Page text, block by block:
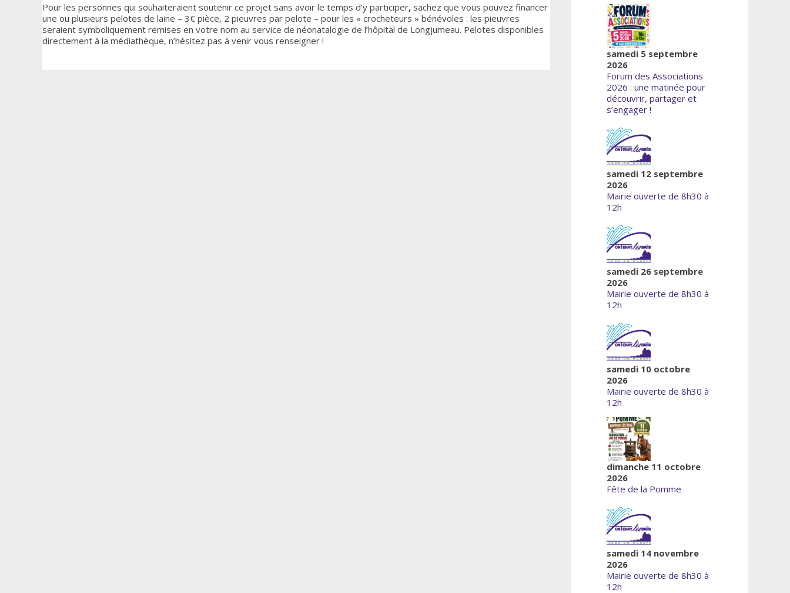
Pour les personnes qui souhaiteraient soutenir ce projet sans avoir le temps d’y participer, sachez que vous pouvez financer
une ou plusieurs pelotes de laine – 3€ pièce, 2 pieuvres par pelote – pour les « crocheteurs » bénévoles : les pieuvres
seraient symboliquement remises en votre nom au service de néonatalogie de l’hôpital de Longjumeau. Pelotes disponibles
directement à la médiathèque, n’hésitez pas à venir vous renseigner !
samedi 5 septembre
2026
Forum des Associations
2026 : une matinée pour
découvrir, partager et
s’engager !
samedi 12 septembre
2026
Mairie ouverte de 8h30 à
12h
samedi 26 septembre
2026
Mairie ouverte de 8h30 à
12h
samedi 10 octobre
2026
Mairie ouverte de 8h30 à
12h
dimanche 11 octobre
2026
Fête de la Pomme
samedi 14 novembre
2026
Mairie ouverte de 8h30 à
12h